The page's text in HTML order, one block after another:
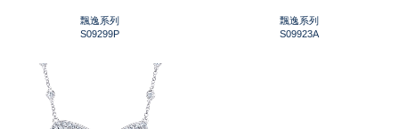
飄逸系列
S09299P
飄逸系列
S09923A